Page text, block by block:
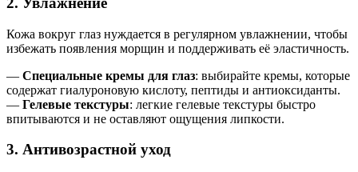
Кожа вокруг глаз нуждается в регулярном увлажнении, чтобы
избежать появления морщин и поддерживать её эластичность.
— Специальные кремы для глаз: выбирайте кремы, которые
содержат гиалуроновую кислоту, пептиды и антиоксиданты.
— Гелевые текстуры: легкие гелевые текстуры быстро
впитываются и не оставляют ощущения липкости.
3. Антивозрастной уход